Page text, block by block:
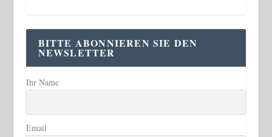
BITTE ABONNIEREN SIE DEN
NEWSLETTER
Ihr Name
Email